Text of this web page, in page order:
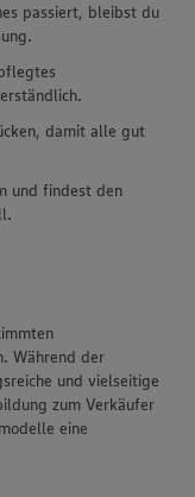
passiert, bleibst du
damit alle gut
und findest den
Während der
und vielseitige
zum Verkäufer
eine